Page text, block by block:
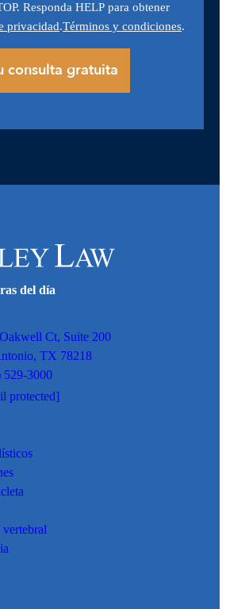
Responda HELP para obtener
privacidad.Términos y condiciones.
del día
Ct, Suite 200
TX 78218
529-3000
protected]